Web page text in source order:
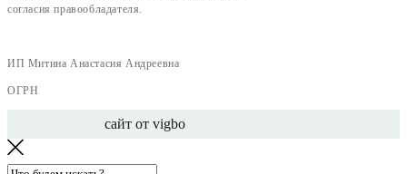
согласия правообладателя.
ИП Митина Анастасия Андреевна
ОГРН
сайт от vigbo